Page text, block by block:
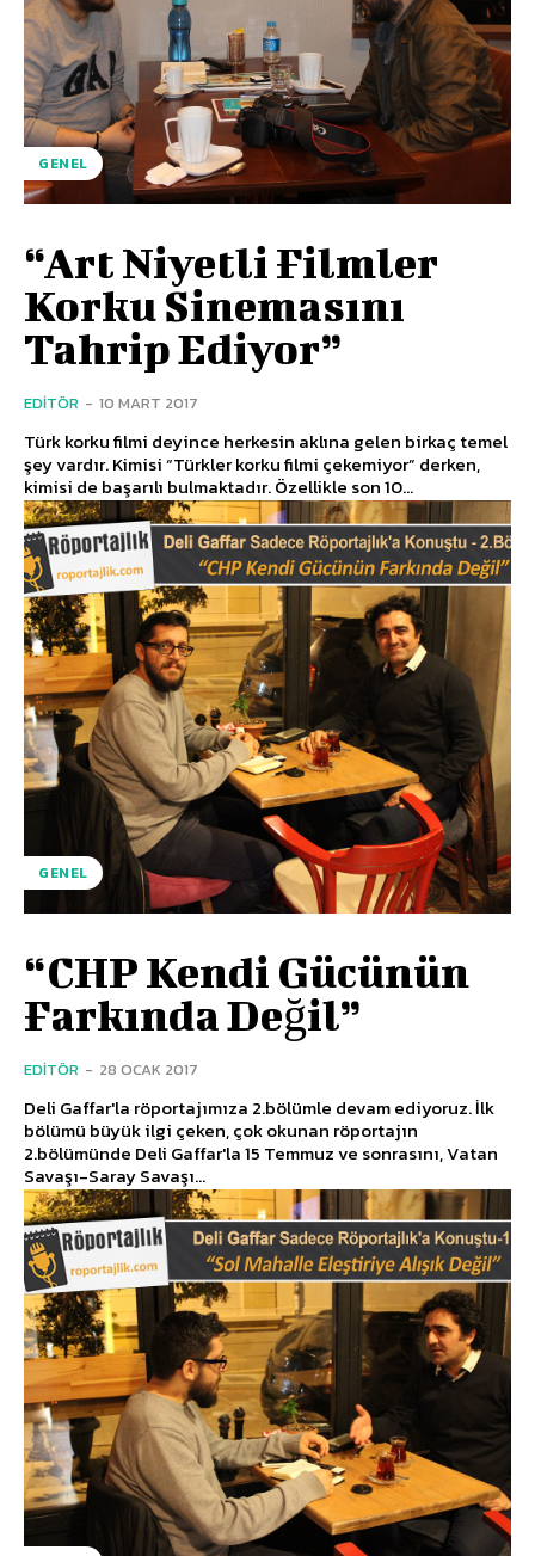
GENEL
“Art Niyetli Filmler
Korku Sinemasını
Tahrip Ediyor”
EDITÖR - 10 MART 2017
Türk korku filmi deyince herkesin aklına gelen birkaç temel
şey vardır. Kimisi “Türkler korku filmi çekemiyor” derken,
kimisi de başarılı bulmaktadır. Özellikle son 10...
GENEL
“CHP Kendi Gücünün
Farkında Değil”
EDITÖR - 28 OCAK 2017
Deli Gaffar'la röportajımıza 2.bölümle devam ediyoruz. İlk
bölümü büyük ilgi çeken, çok okunan röportajın
2.bölümünde Deli Gaffar'la 15 Temmuz ve sonrasını, Vatan
Savaşı-Saray Savaşı...